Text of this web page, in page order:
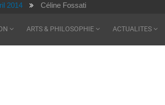
2014 Céline Fossati
ARTS & PHILOSOPHIE ACTUALITES